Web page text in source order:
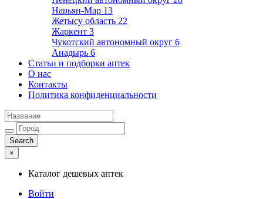
Нарьян-Мар 13
Жетысу область 22
Жаркент 3
Чукотский автономный округ 6
Анадырь 6
Статьи и подборки аптек
О нас
Контакты
Политика конфиденциальности
×
Каталог дешевых аптек
Войти